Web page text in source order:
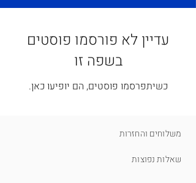
עדיין לא פורסמו פוסטים
בשפה זו
כשיתפרסמו פוסטים, הם יופיעו כאן.
משלוחים והחזרות
שאלות נפוצות